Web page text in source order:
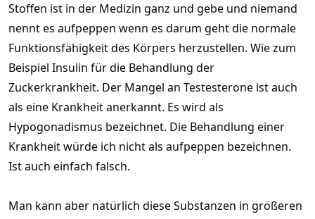
Ich werde meinen Körper nicht künstlich aufpeppen, nur um
etwas sein, was ich nicht mehr bin. Dazu zählt auch joggen. Ein
Kommilitone von mir wollte mit vielen Mittelchen unbedingt
noch den Halbmarathon laufen. Jetzt besuche ich ihn ab und zu
auf dem Kölner Melatenfriedhof. Selber schuld hatte der.
Stoffen ist in der Medizin ganz und gebe und niemand
nennt es aufpeppen wenn es darum geht die normale
Funktionsfähigkeit des Körpers herzustellen. Wie zum
Beispiel Insulin für die Behandlung der
Zuckerkrankheit. Der Mangel an Testesterone ist auch
als eine Krankheit anerkannt. Es wird als
Hypogonadismus bezeichnet. Die Behandlung einer
Krankheit würde ich nicht als aufpeppen bezeichnen.
Ist auch einfach falsch.
Man kann aber natürlich diese Substanzen in größeren